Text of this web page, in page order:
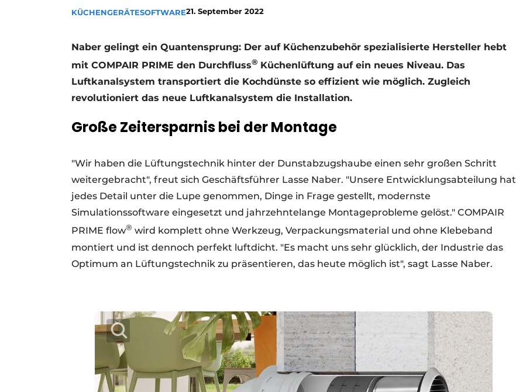
Ein Stellenangebot registrieren
Videos
KÜCHENGERÄTESOFTWARE21. September 2022
Naber gelingt ein Quantensprung: Der auf Küchenzubehör spezialisierte Hersteller hebt
mit COMPAIR PRIME den Durchfluss® Küchenlüftung auf ein neues Niveau. Das
Luftkanalsystem transportiert die Kochdünste so effizient wie möglich. Zugleich
revolutioniert das neue Luftkanalsystem die Installation.
Große Zeitersparnis bei der Montage
"Wir haben die Lüftungstechnik hinter der Dunstabzugshaube einen sehr großen Schritt
weitergebracht", freut sich Geschäftsführer Lasse Naber. "Unsere Entwicklungsabteilung hat
jedes Detail unter die Lupe genommen, Dinge in Frage gestellt, modernste
Simulationssoftware eingesetzt und jahrzehntelange Montageprobleme gelöst." COMPAIR
PRIME flow® wird komplett ohne Werkzeug, Verpackungsmaterial und ohne Klebeband
montiert und ist dennoch perfekt luftdicht. "Es macht uns sehr glücklich, der Industrie das
Optimum an Lüftungstechnik zu präsentieren, das heute möglich ist", sagt Lasse Naber.